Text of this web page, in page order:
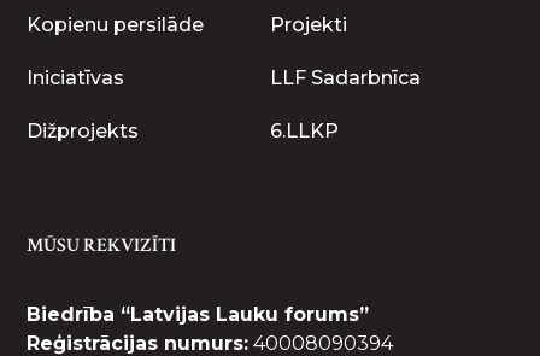
Kopienu persilāde Projekti
Iniciatīvas LLF Sadarbnīca
Dižprojekts 6.LLKP
MŪSU REKVIZĪTI
Biedrība “Latvijas Lauku forums”
Reģistrācijas numurs: 40008090394